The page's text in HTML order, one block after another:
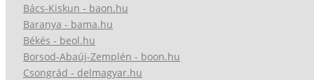
Bács-Kiskun - baon.hu
Baranya - bama.hu
Békés - beol.hu
Borsod-Abaúj-Zemplén - boon.hu
Csongrád - delmagyar.hu